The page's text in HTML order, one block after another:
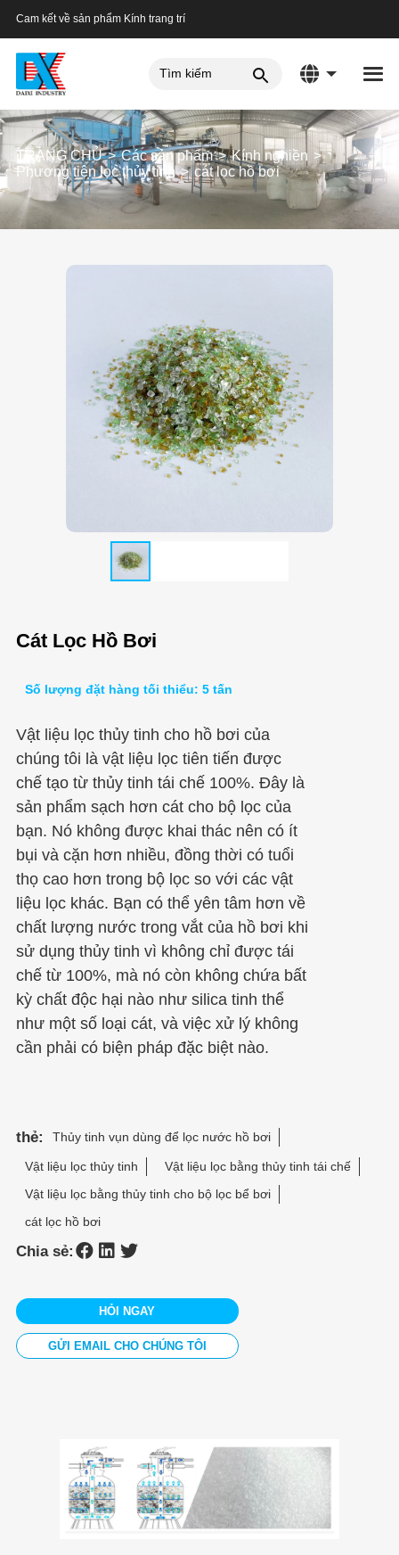
Cam kết về sản phẩm Kính trang trí
TRANG CHỦ Các sản phẩm
Kính nghiền
Phương tiện lọc thủy tinh
cát lọc hồ bơi
Cát Lọc Hồ Bơi
Số lượng đặt hàng tối thiểu: 5 tấn
Vật liệu lọc thủy tinh cho hồ bơi của
chúng tôi là vật liệu lọc tiên tiến được
chế tạo từ thủy tinh tái chế 100%. Đây là
sản phẩm sạch hơn cát cho bộ lọc của
bạn. Nó không được khai thác nên có ít
bụi và cặn hơn nhiều, đồng thời có tuổi
thọ cao hơn trong bộ lọc so với các vật
liệu lọc khác. Bạn có thể yên tâm hơn về
chất lượng nước trong vắt của hồ bơi khi
sử dụng thủy tinh vì không chỉ được tái
chế từ 100%, mà nó còn không chứa bất
kỳ chất độc hại nào như silica tinh thể
như một số loại cát, và việc xử lý không
cần phải có biện pháp đặc biệt nào.
thẻ: Thủy tinh vụn dùng để lọc nước hồ bơi
Vật liệu lọc thủy tinh
Vật liệu lọc bằng thủy tinh tái chế
Vật liệu lọc bằng thủy tinh cho bộ lọc bể bơi
cát lọc hồ bơi
Chia sẻ:
HỎI NGAY
GỬI EMAIL CHO CHÚNG TÔI